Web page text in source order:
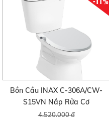
Bồn Cầu INAX C-306A/CW-
S15VN Nắp Rửa Cơ
4.520.000 đ